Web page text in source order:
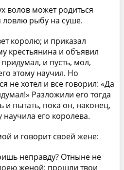
волов может родиться
ловлю рыбу на суше.
королю; и приказал
крестьянина и объявил
и пусть, мол,
этому научил. Но
не хотел и все говорил: «Да
Разложили его тогда
и пытать, пока он, наконец,
научила его королева.
и говорит своей жене:
неправду? Отныне не
женой; прошли твои